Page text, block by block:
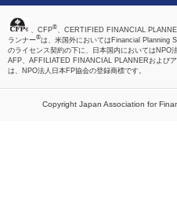
、CFP®、CERTIFIED FINANCIAL
ランナー®は、米国外においてはFinancial Planning
のライセンス契約の下に、日本国内においてはNPO
AFP、AFFILIATED FINANCIAL PLANNERおよび
は、NPO法人日本FP協会の登録商標です。
Copyright Japan Association for